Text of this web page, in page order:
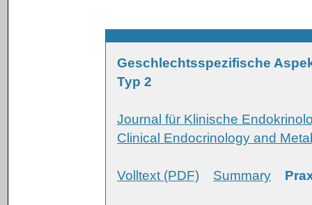
Geschlechtsspezifische
Typ 2
Journal für Klinische
Clinical Endocrinology and
Volltext (PDF) Summary